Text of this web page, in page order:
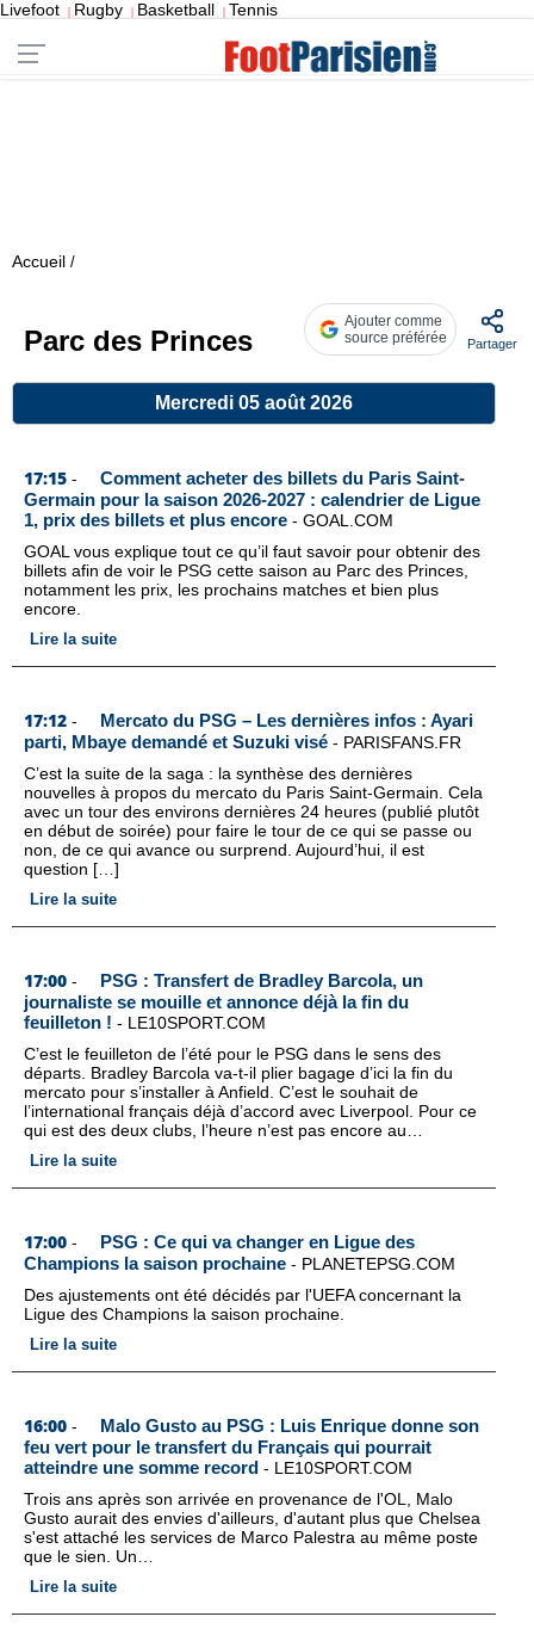
Livefoot | Rugby | Basketball | Tennis
Accueil /
Parc des Princes
Ajouter comme
source préférée
Partager
Mercredi 05 août 2026
17:15 -
Comment acheter des billets du Paris Saint-
Germain pour la saison 2026-2027 : calendrier de Ligue
1, prix des billets et plus encore - GOAL.COM
GOAL vous explique tout ce qu’il faut savoir pour obtenir des
billets afin de voir le PSG cette saison au Parc des Princes,
notamment les prix, les prochains matches et bien plus
encore.
Lire la suite
17:12 -
Mercato du PSG – Les dernières infos : Ayari
parti, Mbaye demandé et Suzuki visé - PARISFANS.FR
C’est la suite de la saga : la synthèse des dernières
nouvelles à propos du mercato du Paris Saint-Germain. Cela
avec un tour des environs dernières 24 heures (publié plutôt
en début de soirée) pour faire le tour de ce qui se passe ou
non, de ce qui avance ou surprend. Aujourd’hui, il est
question […]
Lire la suite
17:00 -
PSG : Transfert de Bradley Barcola, un
journaliste se mouille et annonce déjà la fin du
feuilleton ! - LE10SPORT.COM
C’est le feuilleton de l’été pour le PSG dans le sens des
départs. Bradley Barcola va-t-il plier bagage d’ici la fin du
mercato pour s’installer à Anfield. C’est le souhait de
l’international français déjà d’accord avec Liverpool. Pour ce
qui est des deux clubs, l’heure n’est pas encore au…
Lire la suite
17:00 -
PSG : Ce qui va changer en Ligue des
Champions la saison prochaine - PLANETEPSG.COM
Des ajustements ont été décidés par l'UEFA concernant la
Ligue des Champions la saison prochaine.
Lire la suite
16:00 -
Malo Gusto au PSG : Luis Enrique donne son
feu vert pour le transfert du Français qui pourrait
atteindre une somme record - LE10SPORT.COM
Trois ans après son arrivée en provenance de l'OL, Malo
Gusto aurait des envies d'ailleurs, d'autant plus que Chelsea
s'est attaché les services de Marco Palestra au même poste
que le sien. Un…
Lire la suite